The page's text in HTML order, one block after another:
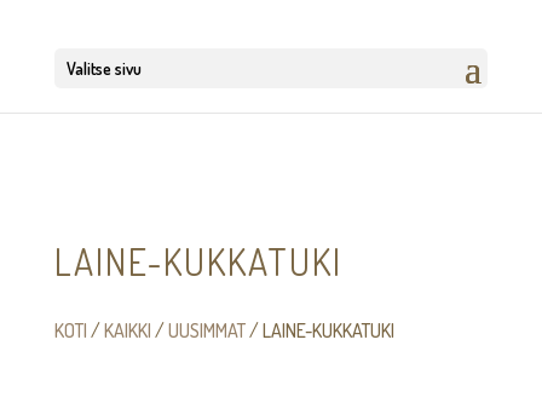
Valitse sivu
LAINE-KUKKATUKI
KOTI /KAIKKI /UUSIMMAT/ LAINE-KUKKATUKI